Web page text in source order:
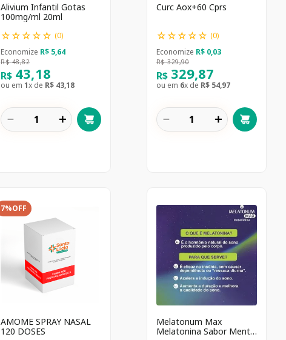
Alivium Infantil Gotas
100mg/ml 20ml
☆☆☆☆☆ (0)
Economize R$ 5,64
R$ 48,82
R$ 43,18
ou em 1x de R$ 43,18
＋
－
Curc Aox+60 Cprs
☆☆☆☆☆ (0)
Economize R$ 0,03
R$ 329,90
R$ 329,87
ou em 6x de R$ 54,97
＋
－
7%OFF
AMOME SPRAY NASAL
120 DOSES
Melatonum Max
Melatonina Sabor Menta